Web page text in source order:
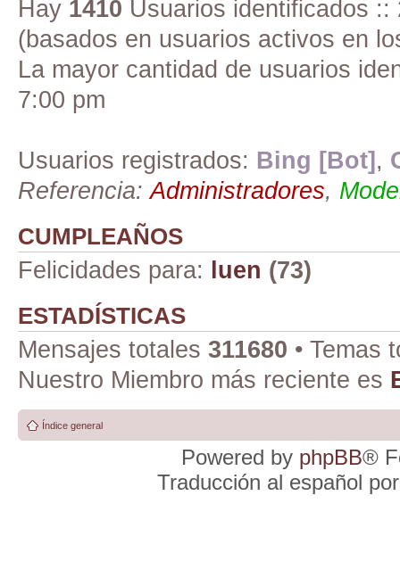
Hay 1410 Usuarios identificados
(basados en usuarios activos en
La mayor cantidad de usuarios
7:00 pm
Usuarios registrados: Bing [Bot] ,
Referencia:Administradores,
CUMPLEAÑOS
Felicidades para: luen (73)
ESTADÍSTICAS
Mensajes totales 311680 • Temas
Nuestro Miembro más reciente es
Índice general
Powered by phpBB®
Traducción al español